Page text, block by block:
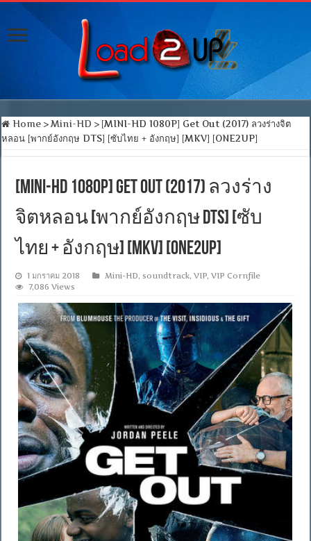
Home > Mini-HD > [MINI-HD 1080P] Get Out (2017) ลวงร่างจิต
หลอน [พากย์อังกฤษ DTS] [ซับไทย + อังกฤษ] [MKV] [ONE2UP]
[MINI-HD 1080P] Get Out (2017) ลวงร่าง
จิตหลอน [พากย์อังกฤษ DTS] [ซับ
ไทย + อังกฤษ] [MKV] [ONE2UP]
1 มกราคม 2018 Mini-HD, soundtrack,VIP,VIP Cornfile
7,086 Views